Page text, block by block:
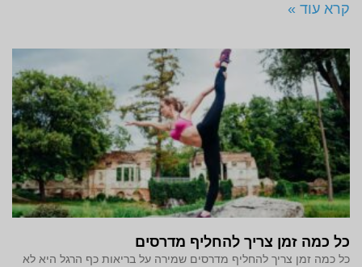
קרא עוד »
כל כמה זמן צריך להחליף מדרסים
כל כמה זמן צריך להחליף מדרסים שמירה על בריאות כף הרגל היא לא